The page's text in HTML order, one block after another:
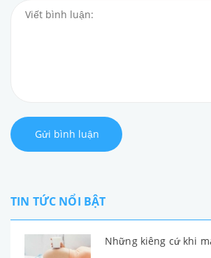
Gửi bình luận
TIN TỨC NỔI BẬT
Những kiêng cứ khi